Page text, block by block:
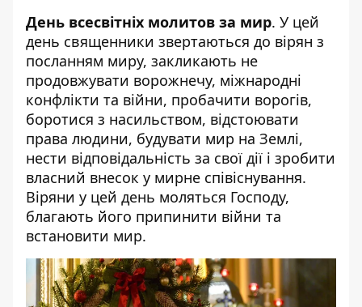
День всесвітніх молитов за мир. У цей
день священники звертаються до вірян з
посланням миру, закликають не
продовжувати ворожнечу, міжнародні
конфлікти та війни, пробачити ворогів,
боротися з насильством, відстоювати
права людини, будувати мир на Землі,
нести відповідальність за свої дії і зробити
власний внесок у мирне співіснування.
Віряни у цей день моляться Господу,
благають його припинити війни та
встановити мир.